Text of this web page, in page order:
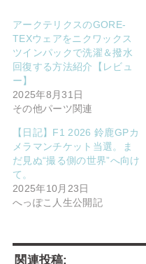
アークテリクスのGORE-
TEXウェアをニクワックス
ツインパックで洗濯＆撥水
回復する方法紹介【レビュ
ー】
2025年8月31日
その他パーツ関連
【日記】F1 2026 鈴鹿GPカ
メラマンチケット当選。ま
だ見ぬ“撮る側の世界”へ向け
て。
2025年10月23日
へっぽこ人生公開記
関連投稿: